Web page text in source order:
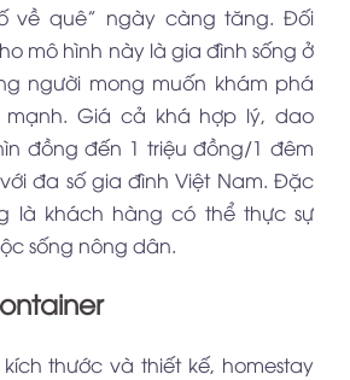
về quê” ngày càng tăng. Đối
mô hình này là gia đình sống ở
người mong muốn khám phá
mạnh. Giá cả khá hợp lý, dao
đồng đến 1 triệu đồng/1 đêm
đa số gia đình Việt Nam. Đặc
là khách hàng có thể thực sự
sống nông dân.
thước và thiết kế, homestay